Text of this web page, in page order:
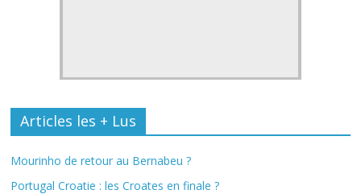
Articles les + Lus
Mourinho de retour au Bernabeu ?
Portugal Croatie : les Croates en finale ?